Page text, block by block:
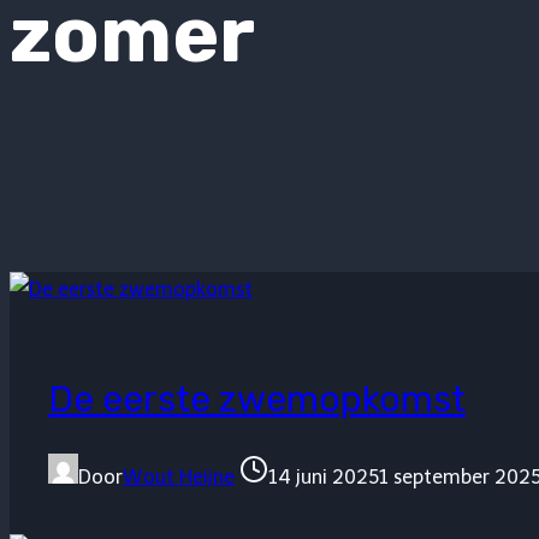
zomer
De eerste zwemopkomst
DoorWout Heijne 14 juni 20251 september